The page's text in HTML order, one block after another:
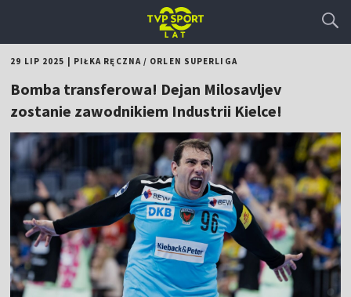
29 LIP 2025 PIŁKA RĘCZNA/ ORLEN SUPERLIGA
Bomba transferowa! Dejan Milosavljev
zostanie zawodnikiem Industrii Kielce!